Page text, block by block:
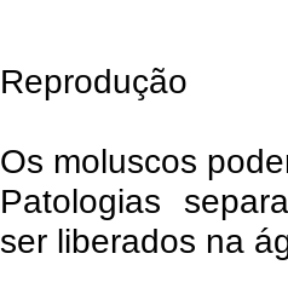
Reprodução
Os moluscos
Patologias
ser liberados na